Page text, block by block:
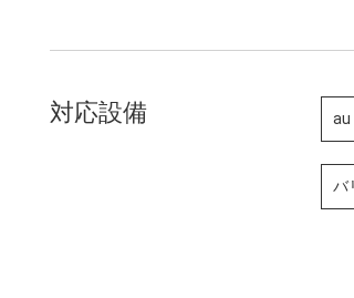
対応設備 au
バ